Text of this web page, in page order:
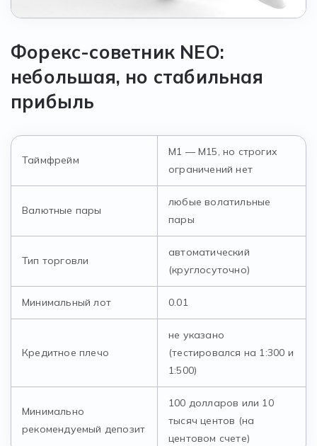
Форекс-советник NEO:
небольшая, но стабильная
прибыль
Таймфрейм
М1 — М15, но строгих
ограничений нет
Валютные пары
любые волатильные
пары
Тип торговли
автоматический
(круглосуточно)
Минимальный лот 0.01
Кредитное плечо
не указано
(тестировался на 1:300 и
1:500)
Минимально
рекомендуемый депозит
100 долларов или 10
тысяч центов (на
центовом счете)